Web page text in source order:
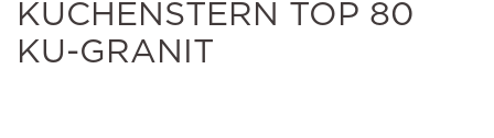
KUCHENSTERN TOP 80
KU-GRANIT